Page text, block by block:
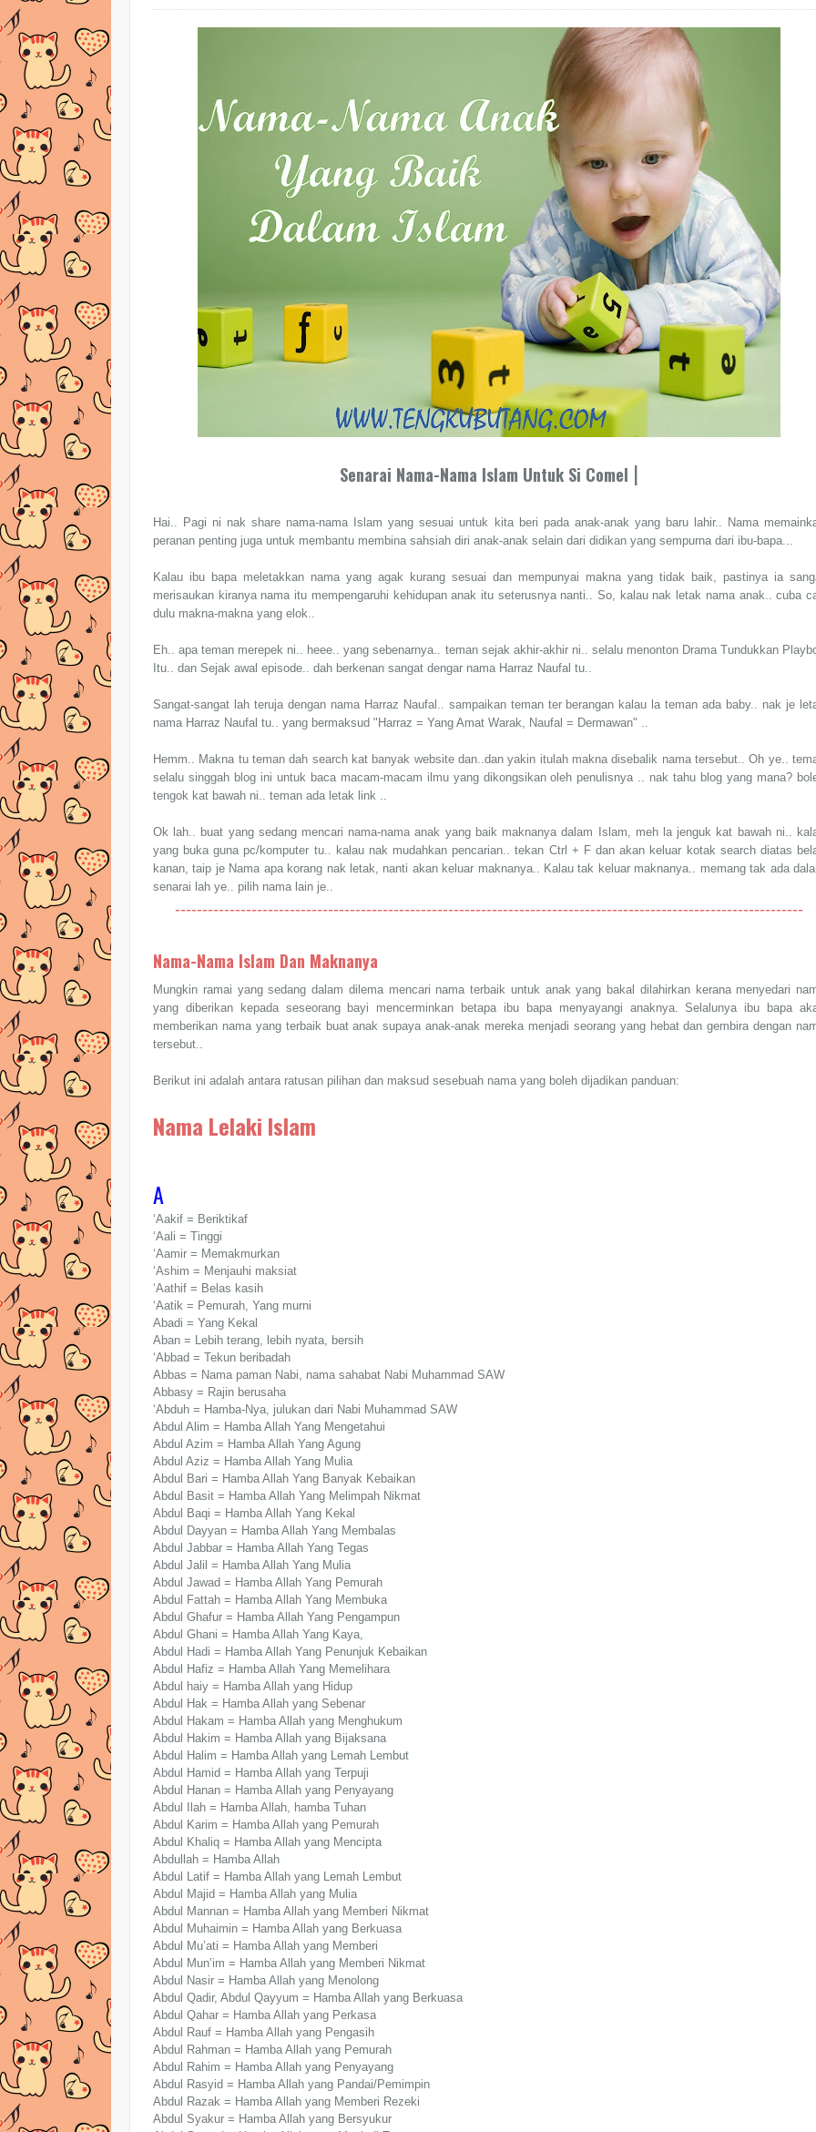
Senarai Nama-Nama Islam Untuk Si Comel |
Hai.. Pagi ni nak share nama-nama Islam yang sesuai untuk kita beri pada anak-anak yang baru lahir.. Nama
peranan penting juga untuk membantu membina sahsiah diri anak-anak selain dari didikan yang sempurna dari ibu-bapa...
Kalau ibu bapa meletakkan nama yang agak kurang sesuai dan mempunyai makna yang tidak baik, pastinya ia
merisaukan kiranya nama itu mempengaruhi kehidupan anak itu seterusnya nanti.. So, kalau nak letak nama anak.. cuba
dulu makna-makna yang elok..
Eh.. apa teman merepek ni.. heee.. yang sebenarnya.. teman sejak akhir-akhir ni.. selalu menonton Drama Tundukkan
Itu.. dan Sejak awal episode.. dah berkenan sangat dengar nama Harraz Naufal tu..
Sangat-sangat lah teruja dengan nama Harraz Naufal.. sampaikan teman ter berangan kalau la teman ada baby.. nak je
nama Harraz Naufal tu.. yang bermaksud "Harraz = Yang Amat Warak, Naufal = Dermawan" ..
Hemm.. Makna tu teman dah search kat banyak website dan..dan yakin itulah makna disebalik nama tersebut.. Oh ye..
selalu singgah blog ini untuk baca macam-macam ilmu yang dikongsikan oleh penulisnya .. nak tahu blog yang mana?
tengok kat bawah ni.. teman ada letak link ..
Ok lah.. buat yang sedang mencari nama-nama anak yang baik maknanya dalam Islam, meh la jenguk kat bawah ni..
yang buka guna pc/komputer tu.. kalau nak mudahkan pencarian.. tekan Ctrl + F dan akan keluar kotak search diatas
kanan, taip je Nama apa korang nak letak, nanti akan keluar maknanya.. Kalau tak keluar maknanya.. memang tak ada
senarai lah ye.. pilih nama lain je..
-------------------------------------------------------------------------------------------------------------------
Nama-Nama Islam Dan Maknanya
Mungkin ramai yang sedang dalam dilema mencari nama terbaik untuk anak yang bakal dilahirkan kerana menyedari
yang diberikan kepada seseorang bayi mencerminkan betapa ibu bapa menyayangi anaknya. Selalunya ibu bapa
memberikan nama yang terbaik buat anak supaya anak-anak mereka menjadi seorang yang hebat dan gembira dengan
tersebut..
Berikut ini adalah antara ratusan pilihan dan maksud sesebuah nama yang boleh dijadikan panduan:
Nama Lelaki Islam
A
‘Aakif = Beriktikaf
‘Aali = Tinggi
‘Aamir = Memakmurkan
‘Ashim = Menjauhi maksiat
‘Aathif = Belas kasih
‘Aatik = Pemurah, Yang murni
Abadi = Yang Kekal
Aban = Lebih terang, lebih nyata, bersih
‘Abbad = Tekun beribadah
Abbas = Nama paman Nabi, nama sahabat Nabi Muhammad SAW
Abbasy = Rajin berusaha
‘Abduh = Hamba-Nya, julukan dari Nabi Muhammad SAW
Abdul Alim = Hamba Allah Yang Mengetahui
Abdul Azim = Hamba Allah Yang Agung
Abdul Aziz = Hamba Allah Yang Mulia
Abdul Bari = Hamba Allah Yang Banyak Kebaikan
Abdul Basit = Hamba Allah Yang Melimpah Nikmat
Abdul Baqi = Hamba Allah Yang Kekal
Abdul Dayyan = Hamba Allah Yang Membalas
Abdul Jabbar = Hamba Allah Yang Tegas
Abdul Jalil = Hamba Allah Yang Mulia
Abdul Jawad = Hamba Allah Yang Pemurah
Abdul Fattah = Hamba Allah Yang Membuka
Abdul Ghafur = Hamba Allah Yang Pengampun
Abdul Ghani = Hamba Allah Yang Kaya,
Abdul Hadi = Hamba Allah Yang Penunjuk Kebaikan
Abdul Hafiz = Hamba Allah Yang Memelihara
Abdul haiy = Hamba Allah yang Hidup
Abdul Hak = Hamba Allah yang Sebenar
Abdul Hakam = Hamba Allah yang Menghukum
Abdul Hakim = Hamba Allah yang Bijaksana
Abdul Halim = Hamba Allah yang Lemah Lembut
Abdul Hamid = Hamba Allah yang Terpuji
Abdul Hanan = Hamba Allah yang Penyayang
Abdul Ilah = Hamba Allah, hamba Tuhan
Abdul Karim = Hamba Allah yang Pemurah
Abdul Khaliq = Hamba Allah yang Mencipta
Abdullah = Hamba Allah
Abdul Latif = Hamba Allah yang Lemah Lembut
Abdul Majid = Hamba Allah yang Mulia
Abdul Mannan = Hamba Allah yang Memberi Nikmat
Abdul Muhaimin = Hamba Allah yang Berkuasa
Abdul Mu’ati = Hamba Allah yang Memberi
Abdul Mun’im = Hamba Allah yang Memberi Nikmat
Abdul Nasir = Hamba Allah yang Menolong
Abdul Qadir, Abdul Qayyum = Hamba Allah yang Berkuasa
Abdul Qahar = Hamba Allah yang Perkasa
Abdul Rauf = Hamba Allah yang Pengasih
Abdul Rahman = Hamba Allah yang Pemurah
Abdul Rahim = Hamba Allah yang Penyayang
Abdul Rasyid = Hamba Allah yang Pandai/Pemimpin
Abdul Razak = Hamba Allah yang Memberi Rezeki
Abdul Syakur = Hamba Allah yang Bersyukur